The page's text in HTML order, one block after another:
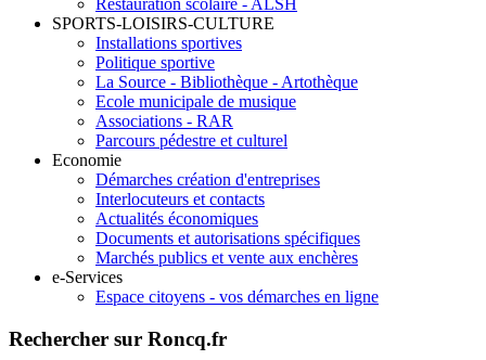
Restauration scolaire - ALSH
SPORTS-LOISIRS-CULTURE
Installations sportives
Politique sportive
La Source - Bibliothèque - Artothèque
Ecole municipale de musique
Associations - RAR
Parcours pédestre et culturel
Economie
Démarches création d'entreprises
Interlocuteurs et contacts
Actualités économiques
Documents et autorisations spécifiques
Marchés publics et vente aux enchères
e-Services
Espace citoyens - vos démarches en ligne
Rechercher sur Roncq.fr